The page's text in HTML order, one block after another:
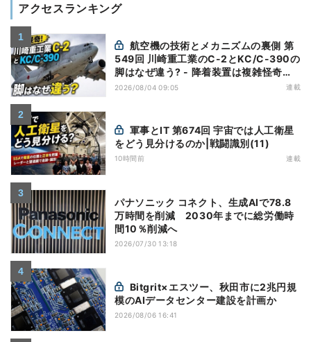
アクセスランキング
549回 川崎重工業のC-2とKC/C-390の
脚はなぜ違う? - 降着装置は複雑怪奇
(5)|軍用輸送機(10)
2026/08/04 09:05 連載
をどう見分けるのか|戦闘識別(11)
10時間前 連載
パナソニック コネクト、生成AIで78.8
万時間を削減 2030年までに総労働時
間10％削減へ
2026/07/30 13:18
模のAIデータセンター建設を計画か
2026/08/06 16:41